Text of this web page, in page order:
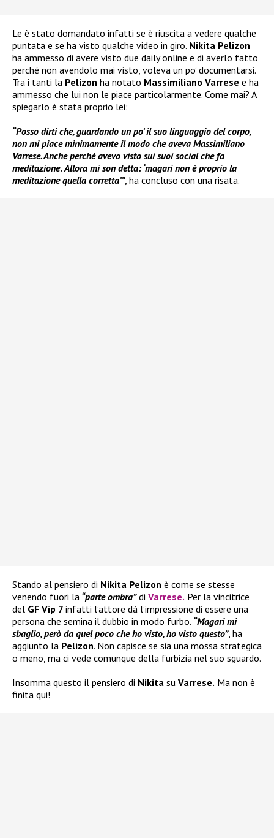
Le è stato domandato infatti se è riuscita a vedere qualche
puntata e se ha visto qualche video in giro. Nikita Pelizon
ha ammesso di avere visto due daily online e di averlo fatto
perché non avendolo mai visto, voleva un po’ documentarsi.
Tra i tanti la Pelizon ha notato Massimiliano Varrese e ha
ammesso che lui non le piace particolarmente. Come mai? A
spiegarlo è stata proprio lei:
“Posso dirti che, guardando un po’ il suo linguaggio del corpo,
non mi piace minimamente il modo che aveva Massimiliano
Varrese. Anche perché avevo visto sui suoi social che fa
meditazione. Allora mi son detta: ‘magari non è proprio la
meditazione quella corretta’”, ha concluso con una risata.
Stando al pensiero di Nikita Pelizon è come se stesse
venendo fuori la “parte ombra”di Varrese. Per la vincitrice
del GF Vip 7 infatti l’attore dà l’impressione di essere una
persona che semina il dubbio in modo furbo. “Magari mi
sbaglio, però da quel poco che ho visto, ho visto questo”, ha
aggiunto la Pelizon. Non capisce se sia una mossa strategica
o meno, ma ci vede comunque della furbizia nel suo sguardo.
Insomma questo il pensiero di Nikita su Varrese. Ma non è
finita qui!